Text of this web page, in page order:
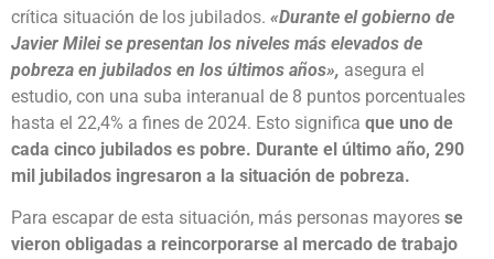
crítica situación de los jubilados. «Durante el gobierno de
Javier Milei se presentan los niveles más elevados de
pobreza en jubilados en los últimos años», asegura el
estudio, con una suba interanual de 8 puntos porcentuales
hasta el 22,4% a fines de 2024. Esto significa que uno de
cada cinco jubilados es pobre. Durante el último año, 290
mil jubilados ingresaron a la situación de pobreza.
Para escapar de esta situación, más personas mayores se
vieron obligadas a reincorporarse al mercado de trabajo